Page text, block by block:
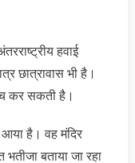
हवाई
छात्रावास भी है।
कर सकती है।
है। वह मंदिर
भतीजा बताया जा रहा